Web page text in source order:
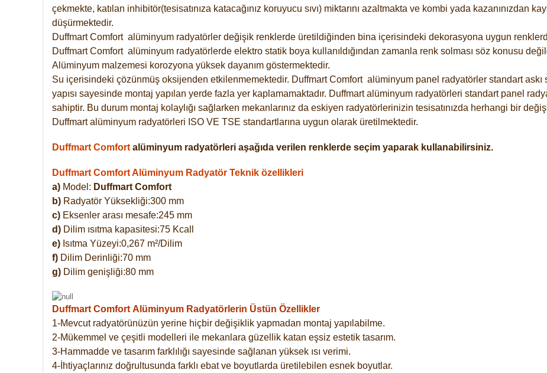
çekmekte, katılan inhibitör(tesisatınıza katacağınız koruyucu sıvı) miktarını azaltmakta ve kombi yada kazanınızdan
düşürmektedir.
Duffmart Comfort alüminyum radyatörler değişik renklerde üretildiğinden bina içerisindeki dekorasyona uygun
DuffmartComfort alüminyum radyatörlerde elektro statik boya kullanıldığından zamanla renk solması söz konusu
Alüminyum malzemesi korozyona yüksek dayanım göstermektedir.
Su içerisindeki çözünmüş oksijenden etkilenmemektedir. DuffmartComfort alüminyum panel radyatörler standart
yapısı sayesinde montaj yapılan yerde fazla yer kaplamamaktadır. Duffmart alüminyum radyatörleri standart panel
sahiptir. Bu durum montaj kolaylığı sağlarken mekanlarınız da eskiyen radyatörlerinizin tesisatınızda herhangi bir
Duffmart alüminyum radyatörleri ISO VE TSE standartlarına uygun olarak üretilmektedir.
Duffmart Comfort alüminyum radyatörleri aşağıda verilen renklerde seçim yaparak kullanabilirsiniz.
Duffmart Comfort Alüminyum Radyatör Teknik özellikleri
a) Model: Duffmart Comfort
b) Radyatör Yüksekliği:300 mm
c) Eksenler arası mesafe:245 mm
d) Dilim ısıtma kapasitesi:75 Kcall
e) Isıtma Yüzeyi:0,267 m²/Dilim
f) Dilim Derinliği:70 mm
g) Dilim genişliği:80 mm
Duffmart Comfort Alüminyum Radyatörlerin Üstün Özellikler
1-Mevcut radyatörünüzün yerine hiçbir değişiklik yapmadan montaj yapılabilme.
2-Mükemmel ve çeşitli modelleri ile mekanlara güzellik katan eşsiz estetik tasarım.
3-Hammadde ve tasarım farklılığı sayesinde sağlanan yüksek ısı verimi.
4-İhtiyaçlarınız doğrultusunda farklı ebat ve boyutlarda üretilebilen esnek boyutlar.